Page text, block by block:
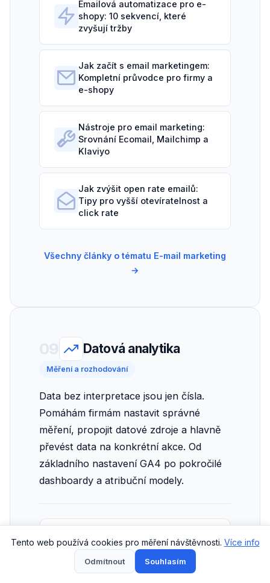
Emailová automatizace pro e-
shopy: 10 sekvencí, které
zvyšují tržby
Jak začít s email marketingem:
Kompletní průvodce pro firmy a
e-shopy
Nástroje pro email marketing:
Srovnání Ecomail, Mailchimp a
Klaviyo
Jak zvýšit open rate emailů:
Tipy pro vyšší otevíratelnost a
click rate
Všechny články o tématu E-mail marketing
→
Datová analytika
Měření a rozhodování
Data bez interpretace jsou jen čísla.
Pomáhám firmám nastavit správné
měření, propojit datové zdroje a hlavně
převést data na konkrétní akce. Od
základního nastavení GA4 po pokročilé
dashboardy a atribuční modely.
CO ZAHRNUJE
Nastavení a audit GA4
Konfigurace konverzních cílů
Tento web používá cookies pro měření návštěvnosti. Více info
Odmítnout Souhlasím